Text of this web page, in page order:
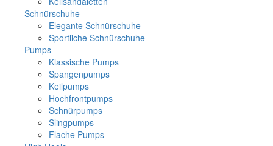
Schnürschuhe
Elegante Schnürschuhe
Sportliche Schnürschuhe
Pumps
Klassische Pumps
Spangenpumps
Keilpumps
Hochfrontpumps
Schnürpumps
Slingpumps
Flache Pumps